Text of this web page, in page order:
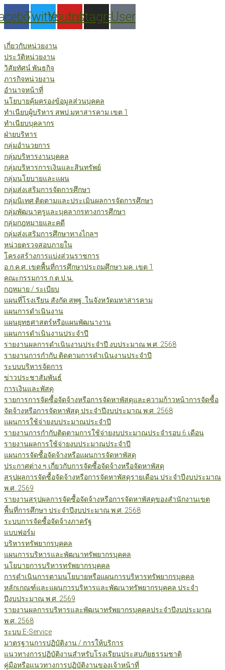
to
content
TwitterYoutube
Instagram
User
เกี่ยวกับหน่วยงาน
ประวัติหน่วยงาน
วิสัยทัศน์ พันธกิจ
ภารกิจหน่วยงาน
อำนาจหน้าที่
นโยบายคุ้มครองข้อมูลส่วนบุคคล
ทำเนียบผู้บริหาร สพป.มหาสารคาม เขต 1
ทำเนียบบุคลากร
ฝ่ายบริหาร
กลุ่มอำนวยการ
กลุ่มบริหารงานบุคคล
กลุ่มบริหารการเงินและสินทรัพย์
กลุ่มนโยบายและแผน
กลุ่มส่งเสริมการจัดการศึกษา
กลุ่มนิเทศ ติดตามและประเมินผลการจัดการศึกษา
กลุ่มพัฒนาครูและบุคลากรทางการศึกษา
กลุ่มกฎหมายและคดี
กลุ่มส่งเสริมการศึกษาทางไกลฯ
หน่วยตรวจสอบภายใน
โครงสร้างการแบ่งส่วนราชการ
อ.ก.ค.ศ. เขตพื้นที่การศึกษาประถมศึกษา มค. เขต 1
คณะกรรมการ ก.ต.ป.น.
กฎหมาย / ระเบียบ
แผนที่โรงเรียน สังกัด สพฐ. ในจังหวัดมหาสารคาม
แผนการดำเนินงาน
แผนยุทธศาสตร์หรือแผนพัฒนางาน
แผนการดำเนินงานประจำปี
รายงานผลการดำเนินงานประจำปี งบประมาณ พ.ศ. 2568
รายงานการกำกับ ติดตามการดำเนินงานประจำปี
ระบบบริหารจัดการ
ข่าวประชาสัมพันธ์
การเงินและพัสดุ
รายการการจัดซื้อจัดจ้างหรือการจัดหาพัสดุและความก้าวหน้าการจัดซื้อ
จัดจ้างหรือการจัดหาพัสดุ ประจำปีงบประมาณ พ.ศ. 2568
แผนการใช้จ่ายงบประมาณประจำปี
รายงานการกำกับติดตามการใช้จ่ายงบประมาณประจำรอบ 6 เดือน
รายงานผลการใช้จ่ายงบประมาณประจำปี
แผนการจัดซื้อจัดจ้างหรือแผนการจัดหาพัสดุ
ประกาศต่าง ๆ เกี่ยวกับการจัดซื้อจัดจ้างหรือจัดหาพัสดุ
สรุปผลการจัดซื้อจัดจ้างหรือการจัดหาพัสดุรายเดือน ประจำปีงบประมาณ
พ.ศ. 2569
รายงานสรุปผลการจัดซื้อจัดจ้างหรือการจัดหาพัสดุของสำนักงานเขต
พื้นที่การศึกษา ประจำปีงบประมาณ พ.ศ. 2568
ระบบการจัดซื้อจัดจ้างภาครัฐ
แบบฟอร์ม
บริหารทรัพยากรบุคคล
แผนการบริหารและพัฒนาทรัพยากรบุคคล
นโยบายการบริหารทรัพยากรบุคคล
การดำเนินการตามนโยบายหรือแผนการบริหารทรัพยากรบุคคล
หลักเกณฑ์และแผนการบริหารและพัฒนาทรัพยากรบุคคล ประจำ
ปีงบประมาณ พ.ศ. 2569
รายงานผลการบริหารและพัฒนาทรัพยากรบุคคลประจำปีงบประมาณ
พ.ศ. 2568
ระบบ E-Service
มาตรฐานการปฏิบัติงาน / การให้บริการ
แนวทางการปฏิบัติงานสำหรับโรงเรียนประสบภัยธรรมชาติ
คู่มือหรือแนวทางการปฏิบัติงานของเจ้าหน้าที่